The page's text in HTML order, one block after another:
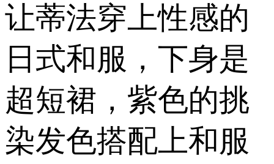
让蒂法穿上性感的
日式和服，下身是
超短裙，紫色的挑
染发色搭配上和服